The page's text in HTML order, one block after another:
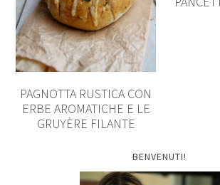
PAGNOTTA RUSTICA CON
ERBE AROMATICHE E LE
GRUYÈRE FILANTE
BENVENUTI!